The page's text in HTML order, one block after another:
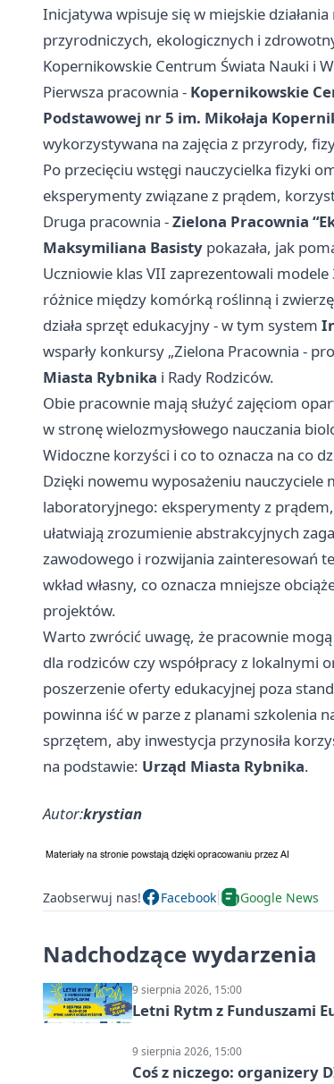
Inicjatywa wpisuje się w miejskie
przyrodniczych, ekologicznych i
Kopernikowskie Centrum Świata Nauki i
Pierwsza pracownia - Kopernikowskie
Podstawowej nr 5 im. Mikołaja
wykorzystywana na zajęcia z przyrody,
Po przecięciu wstęgi nauczycielka fizyki
eksperymenty związane z prądem,
Druga pracownia -Zielona Pracownia
Maksymiliana Basisty pokazała, jak
Uczniowie klas VII zaprezentowali
różnice między komórką roślinną i
działa sprzęt edukacyjny - w tym system
wsparły konkursy „Zielona Pracownia -
Miasta Rybnika i Rady Rodziców.
Obie pracownie mają służyć zajęciom
w stronę wielozmysłowego nauczania
Widoczne korzyści i co to oznacza na co
Dzięki nowemu wyposażeniu nauczyciele
laboratoryjnego: eksperymenty z
ułatwiają zrozumienie abstrakcyjnych
zawodowego i rozwijania zainteresowań
wkład własny, co oznacza mniejsze
projektów.
Warto zwrócić uwagę, że pracownie
dla rodziców czy współpracy z lokalnymi
poszerzenie oferty edukacyjnej poza
powinna iść w parze z planami szkolenia
sprzętem, aby inwestycja przynosiła
na podstawie: Urząd Miasta Rybnika.
Autor:krystian
Zaobserwuj nas! Facebook Google News
Nadchodzące wydarzenia
9 sierpnia 2026, 15:00
Letni Rytm z Funduszami
9 sierpnia 2026, 15:00
Coś z niczego: organizery